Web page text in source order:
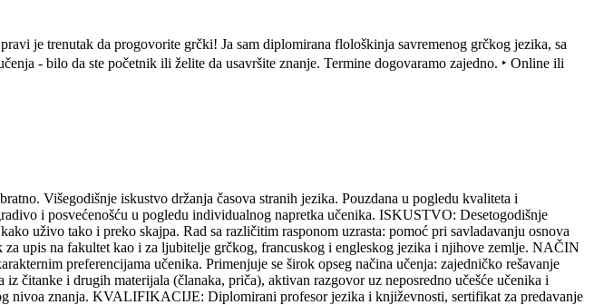
je trenutak da progovorite grčki! Ja sam diplomirana flološkinja savremenog grčkog jezika, sa
- bilo da ste početnik ili želite da usavršite znanje. Termine dogovaramo zajedno. ‣ Online ili
Višegodišnje iskustvo držanja časova stranih jezika. Pouzdana u pogledu kvaliteta i
i posvećenošću u pogledu individualnog napretka učenika. ISKUSTVO: Desetogodišnje
uživo tako i preko skajpa. Rad sa različitim rasponom uzrasta: pomoć pri savladavanju osnova
upis na fakultet kao i za ljubitelje grčkog, francuskog i engleskog jezika i njihove zemlje. NAČIN
preferencijama učenika. Primenjuje se širok opseg načina učenja: zajedničko rešavanje
čitanke i drugih materijala (članaka, priča), aktivan razgovor uz neposredno učešće učenika i
nivoa znanja. KVALIFIKACIJE: Diplomirani profesor jezika i književnosti, sertifikat za predavanje